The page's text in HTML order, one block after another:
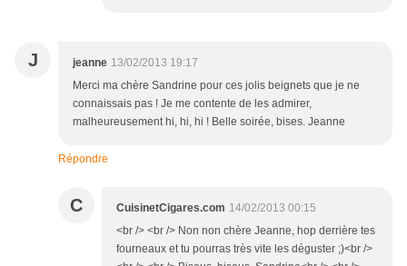
J jeanne 13/02/2013 19:17
Merci ma chère Sandrine pour ces jolis beignets que je ne
connaissais pas ! Je me contente de les admirer,
malheureusement hi, hi, hi ! Belle soirée, bises. Jeanne
Répondre
C CuisinetCigares.com 14/02/2013 00:15
<br /> <br /> Non non chère Jeanne, hop derrière tes
fourneaux et tu pourras très vite les déguster ;)<br />